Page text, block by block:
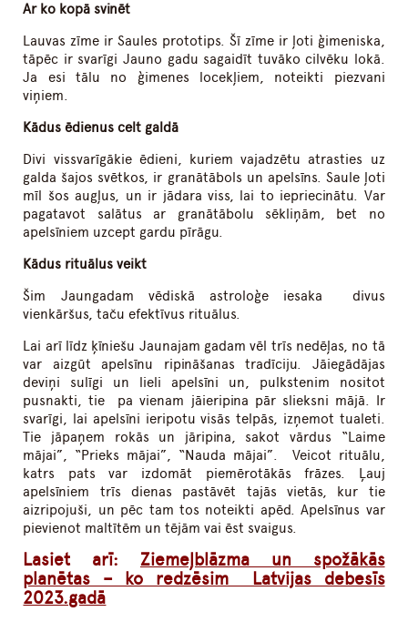
Ar ko kopā svinēt
Lauvas zīme ir Saules prototips. Šī zīme ir ļoti ģimeniska,
tāpēc ir svarīgi Jauno gadu sagaidīt tuvāko cilvēku lokā.
Ja esi tālu no ģimenes locekļiem, noteikti piezvani
viņiem.
Kādus ēdienus celt galdā
Divi vissvarīgākie ēdieni, kuriem vajadzētu atrasties uz
galda šajos svētkos, ir granātābols un apelsīns. Saule ļoti
mīl šos augļus, un ir jādara viss, lai to iepriecinātu. Var
pagatavot salātus ar granātābolu sēkliņām, bet no
apelsīniem uzcept gardu pīrāgu.
Kādus rituālus veikt
Šim Jaungadam vēdiskā astroloģe iesaka divus
vienkāršus, taču efektīvus rituālus.
Lai arī līdz ķīniešu Jaunajam gadam vēl trīs nedēļas, no tā
var aizgūt apelsīnu ripināšanas tradīciju. Jāiegādājas
deviņi sulīgi un lieli apelsīni un, pulkstenim nositot
pusnakti, tie pa vienam jāieripina pār slieksni mājā. Ir
svarīgi, lai apelsīni ieripotu visās telpās, izņemot tualeti.
Tie jāpaņem rokās un jāripina, sakot vārdus “Laime
mājai”, “Prieks mājai”, “Nauda mājai”. Veicot rituālu,
katrs pats var izdomāt piemērotākās frāzes. Ļauj
apelsīniem trīs dienas pastāvēt tajās vietās, kur tie
aizripojuši, un pēc tam tos noteikti apēd. Apelsīnus var
pievienot maltītēm un tējām vai ēst svaigus.
Lasiet arī: Ziemeļblāzma un spožākās
planētas – ko redzēsim Latvijas debesīs
2023.gadā